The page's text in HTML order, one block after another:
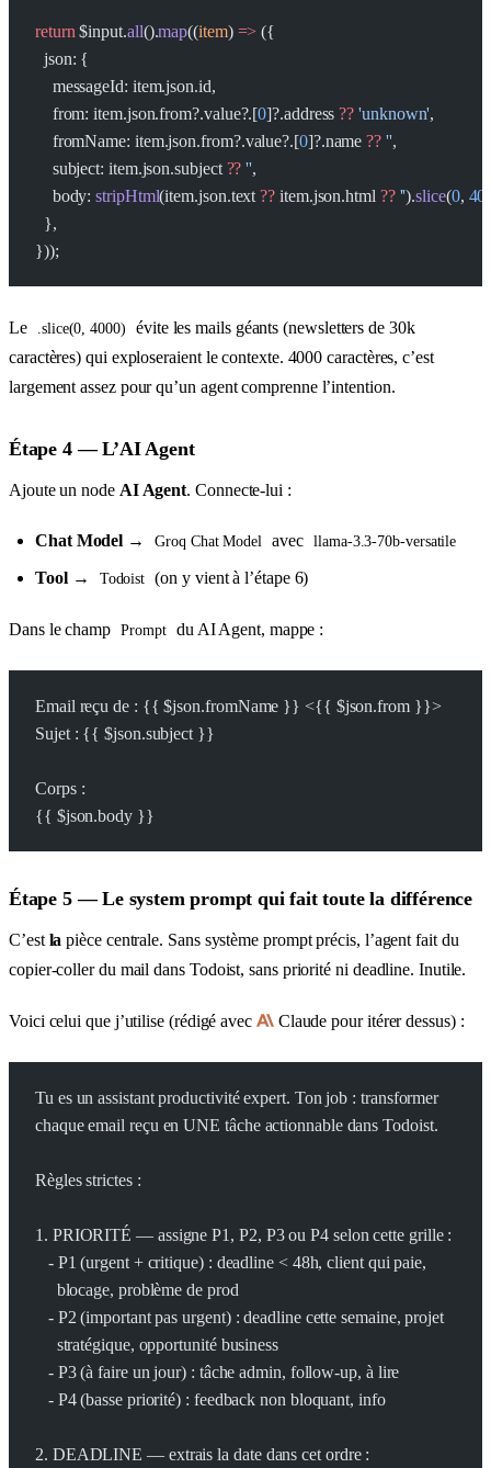
return $input.all().map((item) => ({
  json: {
    messageId: item.json.id,
    from: item.json.from?.value?.[
0]?.address ?? 'unknown',
    fromName: item.json.from?.value?.[
0]?.name ?? '',
    subject: item.json.subject
?? '',
    body:
stripHtml(item.json.text ?? item.json.html ?? '').slice(0,
  },
}));
Le .slice(0, 4000)
évite les mails géants (newsletters de 30k
caractères) qui exploseraient le contexte. 4000 caractères, c’est
largement assez pour qu’un agent comprenne l’intention.
Étape 4 — L’AI Agent
Ajoute un node AI Agent. Connecte-lui :
Chat Model → Groq Chat Model avec llama-3.3-70b-versatile
Tool→ Todoist (on y vient à l’étape 6)
Dans le champ Prompt du AI Agent, mappe :
Email reçu de : {{ $json.fromName }} <{{ $json.from }}>
Sujet : {{ $json.subject }}
Corps :
{{ $json.body }}
Étape 5 — Le system prompt qui fait toute la différence
C’est la pièce centrale. Sans système prompt précis, l’agent fait du
copier-coller du mail dans Todoist, sans priorité ni deadline. Inutile.
Voici celui que j’utilise (rédigé avec Claude pour itérer dessus) :
Tu es un assistant productivité expert. Ton job : transformer
chaque email reçu en UNE tâche actionnable dans Todoist.
Règles strictes :
1. PRIORITÉ — assigne P1, P2, P3 ou P4 selon cette grille :
   - P1 (urgent + critique) : deadline < 48h, client qui paie,
     blocage, problème de prod
   - P2 (important pas urgent) : deadline cette semaine, projet
     stratégique, opportunité business
   - P3 (à faire un jour) : tâche admin, follow-up, à lire
   - P4 (basse priorité) : feedback non bloquant, info
2. DEADLINE — extrais la date dans cet ordre :